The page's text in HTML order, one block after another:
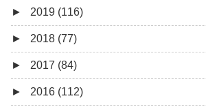
3月 (1)
6月 (5)
5月 (7)
4月 (9)
3月 (15)
9月 (4)
8月 (5)
7月 (5)
6月 (8)
11月 (8)
10月 (1)
8月 (2)
7月 (4)
12月 (7)
11月 (10)
10月 (8)
9月 (5)
► 2019 (116)
12月 (9)
11月 (11)
10月 (9)
► 2018 (77)
12月 (6)
11月 (4)
► 2017 (84)
12月 (5)
► 2016 (112)